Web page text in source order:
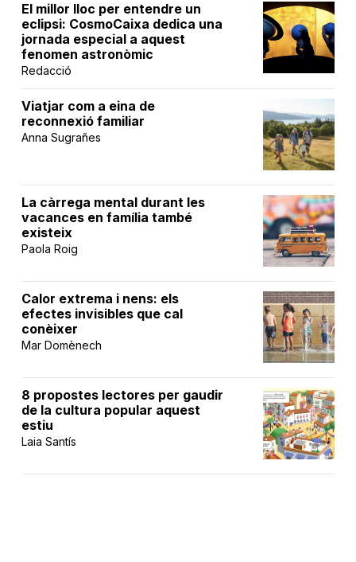
El millor lloc per entendre un
eclipsi: CosmoCaixa dedica una
jornada especial a aquest
fenomen astronòmic
Redacció
Viatjar com a eina de
reconnexió familiar
Anna Sugrañes
La càrrega mental durant les
vacances en família també
existeix
Paola Roig
Calor extrema i nens: els
efectes invisibles que cal
conèixer
Mar Domènech
8 propostes lectores per gaudir
de la cultura popular aquest
estiu
Laia Santís